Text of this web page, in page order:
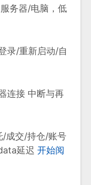
务器/电脑，低
录/重新启动/自
连接 中断与再
/成交/持仓/账号
延迟 开始阅